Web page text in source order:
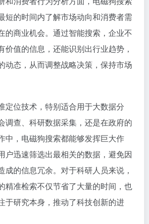
短的时间内了解市场动向和消费者需
的商业机会。通过智能搜索，企业不
价值的信息，还能识别出行业趋势，
动态，从而调整战略决策，保持市场
定位技术，特别适合用于大数据分
调查、科研数据采集，还是在政府的
中，电磁狗搜索都能够发挥巨大作
户迅速筛选出最相关的数据，避免因
成的信息冗余。对于科研人员来说，
精准检索不仅节省了大量的时间，也
于研究本身，推动了科技创新的进